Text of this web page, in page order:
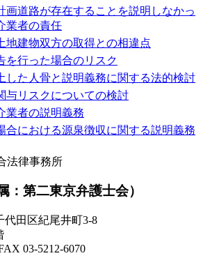
画道路が存在することを説明しなかっ
業者の責任
地建物双方の取得との相違点
を行った場合のリスク
した人骨と説明義務に関する法的検討
与リスクについての検討
業者の説明義務
合における源泉徴収に関する説明義務
：第二東京弁護士会）
代田区紀尾井町3-8
03-5212-6070